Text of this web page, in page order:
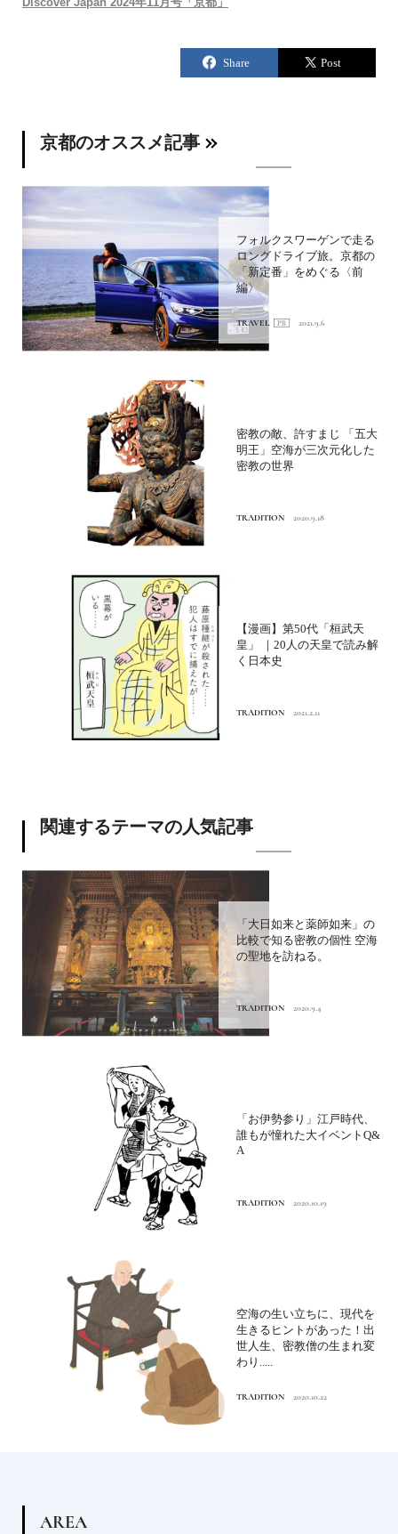
京都のオススメ記事
フォルクスワーゲンで走る
ロングドライブ旅。京都の
「新定番」をめぐる〈前
編〉
TRAVEL 2021.9.6
密教の敵、許すまじ 「五大
明王」空海が三次元化した
密教の世界
TRADITION 2020.9.18
【漫画】第50代「桓武天
皇」 ｜20人の天皇で読み解
く日本史
TRADITION 2021.2.11
関連するテーマの人気記事
「大日如来と薬師如来」の
比較で知る密教の個性 空海
の聖地を訪ねる。
TRADITION 2020.9.4
「お伊勢参り」江戸時代、
誰もが憧れた大イベントQ&
A
TRADITION 2020.10.19
空海の生い立ちに、現代を
生きるヒントがあった！出
世人生、密教僧の生まれ変
わり.....
TRADITION 2020.10.22
AREA